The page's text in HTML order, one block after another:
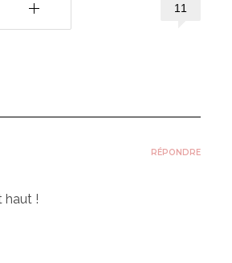
11
haut !
RÉPONDRE